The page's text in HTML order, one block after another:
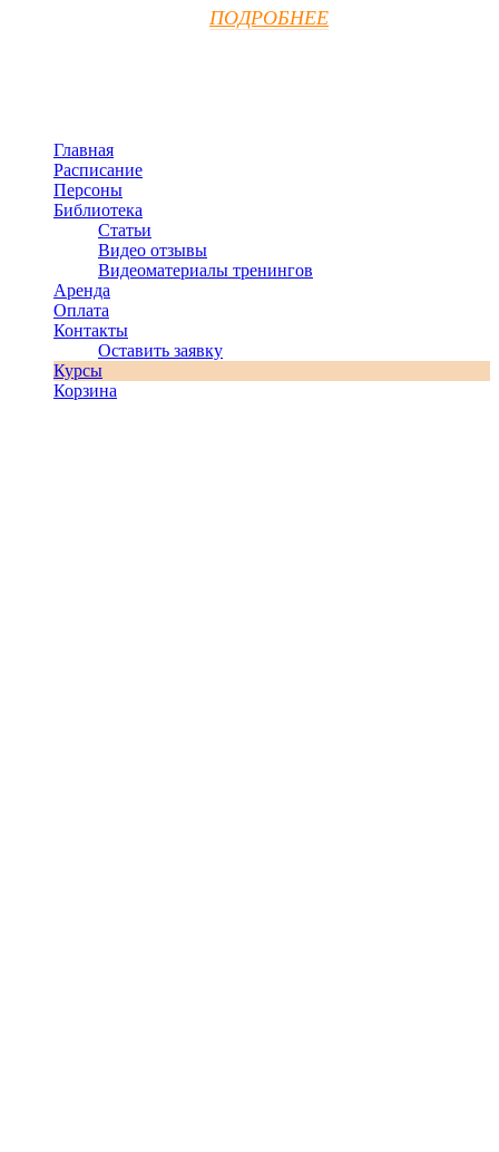
ПОДРОБНЕЕ
Главная
Расписание
Персоны
Библиотека
Статьи
Видео отзывы
Видеоматериалы тренингов
Аренда
Оплата
Контакты
Оставить заявку
Курсы
Корзина